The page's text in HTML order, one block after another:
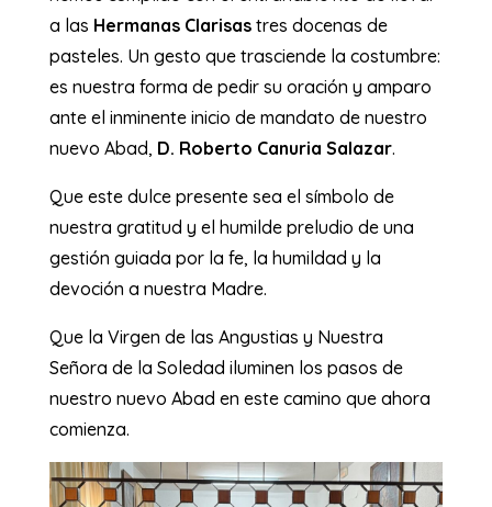
a las Hermanas Clarisastres docenas de
pasteles. Un gesto que trasciende la costumbre:
es nuestra forma de pedir su oración y amparo
ante el inminente inicio de mandato de nuestro
nuevo Abad, D. Roberto Canuria Salazar.
Que este dulce presente sea el símbolo de
nuestra gratitud y el humilde preludio de una
gestión guiada por la fe, la humildad y la
devoción a nuestra Madre.
Que la Virgen de las Angustias y Nuestra
Señora de la Soledad iluminen los pasos de
nuestro nuevo Abad en este camino que ahora
comienza.